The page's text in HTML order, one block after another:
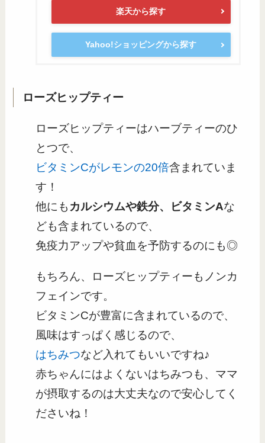
楽天から探す
Yahoo!ショッピングから探す
ローズヒップティー
ローズヒップティーはハーブティーのひ
とつで、
ビタミンCがレモンの20倍含まれていま
す！
他にも カルシウムや鉄分、ビタミンAな
ども含まれているので、
免疫力アップや貧血を予防するのにも◎
もちろん、ローズヒップティーもノンカ
フェインです。
ビタミンCが豊富に含まれているので、
風味はすっぱく感じるので、
はちみつなど入れてもいいですね♪
赤ちゃんにはよくないはちみつも、ママ
が摂取するのは大丈夫なので安心してく
ださいね！